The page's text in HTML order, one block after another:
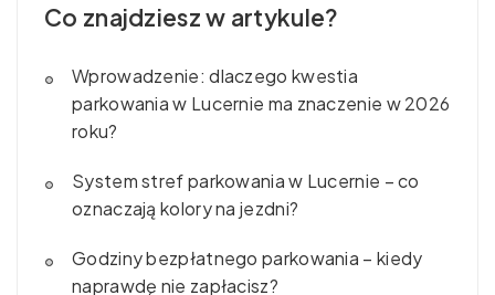
Co znajdziesz w artykule?
Wprowadzenie: dlaczego kwestia
parkowania w Lucernie ma znaczenie w 2026
roku?
System stref parkowania w Lucernie – co
oznaczają kolory na jezdni?
Godziny bezpłatnego parkowania – kiedy
naprawdę nie zapłacisz?